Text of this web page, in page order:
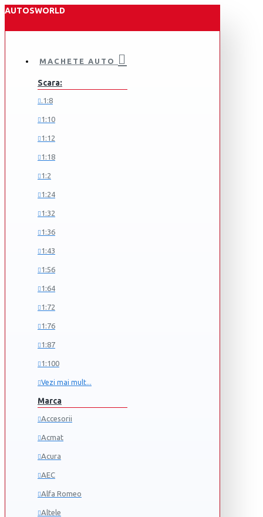
AUTOSWORLD
MACHETE AUTO
Scara:
.1:8
1:10
1:12
1:18
1:2
1:24
1:32
1:36
1:43
1:56
1:64
1:72
1:76
1:87
1:100
Vezi mai mult...
Marca
Accesorii
Acmat
Acura
AEC
Alfa Romeo
Altele